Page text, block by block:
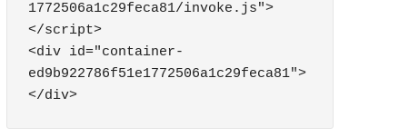
1772506a1c29feca81/invoke.js">
</script>
<div id="container-
ed9b922786f51e1772506a1c29feca81">
</div>